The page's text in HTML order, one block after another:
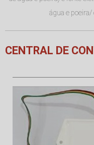
água e poeira/
CENTRAL DE